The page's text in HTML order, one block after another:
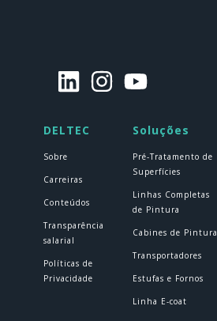
DELTEC Soluções
Sobre
Carreiras
Conteúdos
Transparência
salarial
Políticas de
Privacidade
Pré-Tratamento de
Superfícies
Linhas Completas
de Pintura
Cabines de Pintura
Transportadores
Estufas e Fornos
Linha E-coat